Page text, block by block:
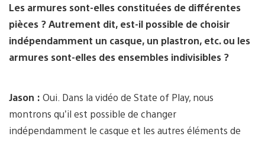
Les armures sont-elles constituées de différentes
pièces ? Autrement dit, est-il possible de choisir
indépendamment un casque, un plastron, etc. ou les
armures sont-elles des ensembles indivisibles ?
Jason : Oui. Dans la vidéo de State of Play, nous
montrons qu’il est possible de changer
indépendamment le casque et les autres éléments de